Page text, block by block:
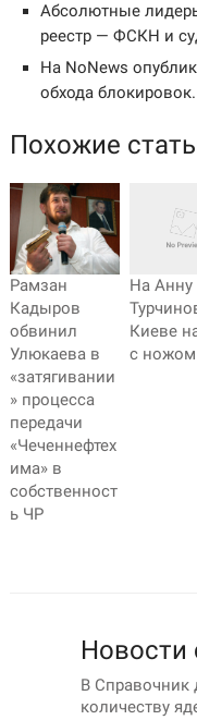
Абсолютные
реестр — ФСКН и
На NoNews
обхода блокировок.
Похожие
Рамзан
Кадыров
обвинил
Улюкаева в
«затягивании
» процесса
передачи
«Чеченнефтех
има» в
собственност
ь ЧР
На Анну
Киеве
с ножом
Новости
В Справочник
количеству